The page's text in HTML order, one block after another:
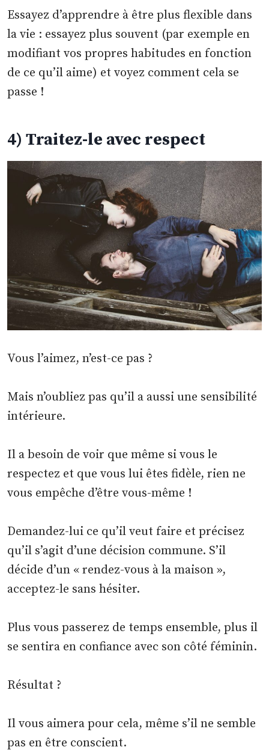
Essayez d’apprendre à être plus flexible dans
la vie : essayez plus souvent (par exemple en
modifiant vos propres habitudes en fonction
de ce qu’il aime) et voyez comment cela se
passe !
4) Traitez-le avec respect
Vous l’aimez, n’est-ce pas ?
Mais n’oubliez pas qu’il a aussi une sensibilité
intérieure.
Il a besoin de voir que même si vous le
respectez et que vous lui êtes fidèle, rien ne
vous empêche d’être vous-même !
Demandez-lui ce qu’il veut faire et précisez
qu’il s’agit d’une décision commune. S’il
décide d’un « rendez-vous à la maison »,
acceptez-le sans hésiter.
Plus vous passerez de temps ensemble, plus il
se sentira en confiance avec son côté féminin.
Résultat ?
Il vous aimera pour cela, même s’il ne semble
pas en être conscient.